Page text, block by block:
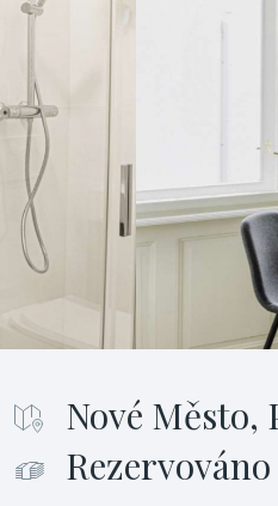
Nové Město,
Rezervováno